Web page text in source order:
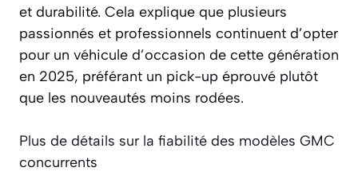
et durabilité. Cela explique que plusieurs
passionnés et professionnels continuent d’opter
pour un véhicule d’occasion de cette génération
en 2025, préférant un pick-up éprouvé plutôt
que les nouveautés moins rodées.
Plus de détails sur la fiabilité des modèles GMC
concurrents